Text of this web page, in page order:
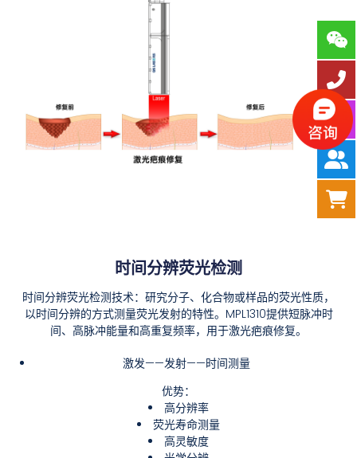
时间分辨荧光检测
时间分辨荧光检测技术：研究分子、化合物或样品的荧光性质，
以时间分辨的方式测量荧光发射的特性。MPL1310提供短脉冲时
间、高脉冲能量和高重复频率，用于激光疤痕修复。
激发——发射——时间测量
优势：
高分辨率
荧光寿命测量
高灵敏度